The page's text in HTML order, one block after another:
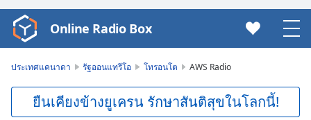
Video
Player
Online Radio Box
ประเทศแคนาดา รัฐออนแทรีโอ โทรอนโต AWS Radio
ยืนเคียงข้างยูเครน รักษาสันติสุขในโลกนี้!